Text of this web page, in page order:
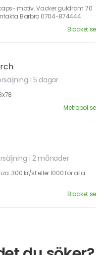
motiv. Vacker guldram 70
Barbro 0704-874444
Blocket.se
i 5 dagar
Metropol.se
i 2 månader
300 kr/st eller 1000 för alla
Blocket.se